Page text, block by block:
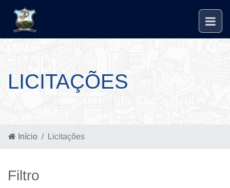
LICITAÇÕES
Início Licitações
Filtro